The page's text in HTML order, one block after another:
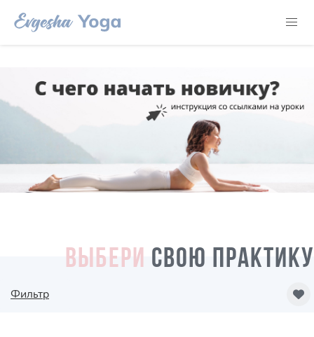
ВЫБЕРИ СВОЮ ПРАКТИКУ
Фильтр